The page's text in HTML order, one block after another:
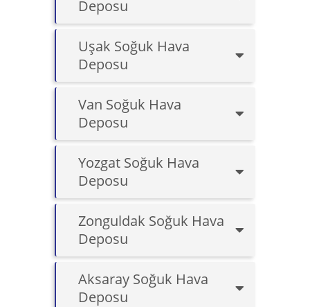
Deposu
Uşak Soğuk Hava
Deposu
Van Soğuk Hava
Deposu
Yozgat Soğuk Hava
Deposu
Zonguldak Soğuk Hava
Deposu
Aksaray Soğuk Hava
Deposu